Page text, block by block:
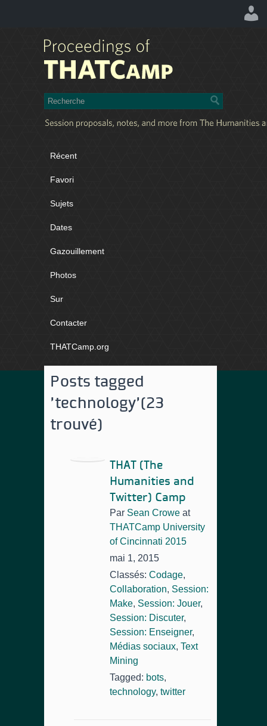
Récent
Favori
Sujets
Dates
Gazouillement
Photos
Sur
Contacter
THATCamp.org
Posts tagged
'technology'(23
trouvé)
THAT (The
Humanities and
Twitter) Camp
Par Sean Crowe at
THATCamp University
of Cincinnati 2015
mai 1, 2015
Classés: Codage,
Collaboration, Session:
Make, Session: Jouer,
Session: Discuter,
Session: Enseigner,
Médias sociaux, Text
Mining
Tagged: bots,
technology, twitter